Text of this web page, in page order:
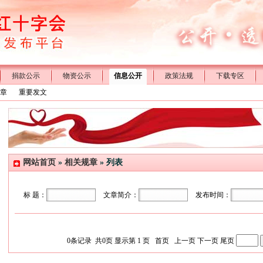
捐款公示 物资公示 信息公开 政策法规
下载专区
重要发文
网站首页 » 相关规章 » 列表
标 题： 文章简介： 发布时间：
0条记录 共0页 显示第 1 页 首页 上一页 下一页 尾页